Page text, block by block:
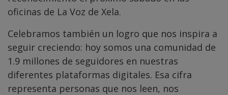
oficinas de La Voz de Xela.
Celebramos también un logro que nos inspira a
seguir creciendo: hoy somos una comunidad de
1.9 millones de seguidores en nuestras
diferentes plataformas digitales. Esa cifra
representa personas que nos leen, nos